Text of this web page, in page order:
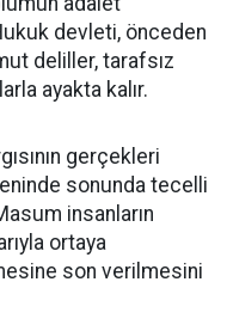
devleti, önceden
deliller, tarafsız
ayakta kalır.
gerçekleri
sonunda tecelli
insanların
ortaya
son verilmesini